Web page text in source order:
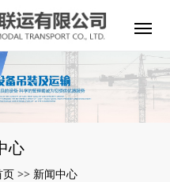
心
页 >> 新闻中心